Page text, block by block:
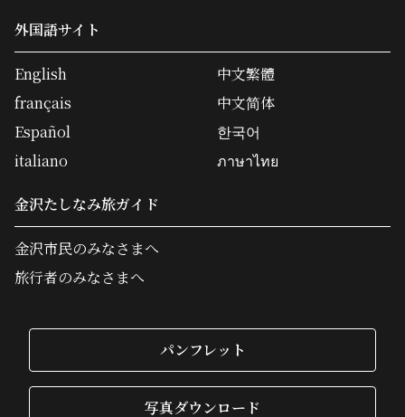
外国語サイト
English
français
Español
italiano
中文繁體
中文简体
한국어
ภาษาไทย
金沢たしなみ旅ガイド
金沢市民のみなさまへ
旅行者のみなさまへ
パンフレット
写真ダウンロード